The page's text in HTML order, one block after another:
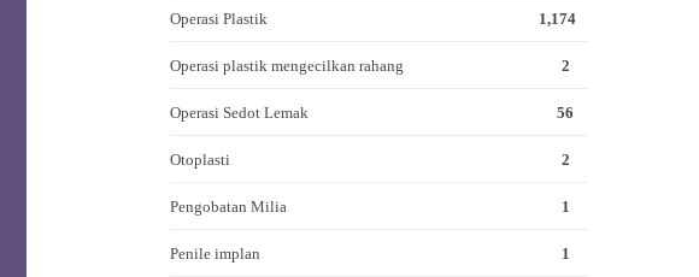
Operasi Plastik 1,174
Operasi plastik mengecilkan rahang 2
Operasi Sedot Lemak 56
Otoplasti 2
Pengobatan Milia 1
Penile implan 1